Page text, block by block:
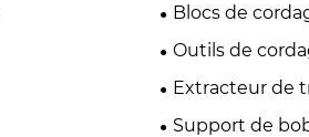
Blocs de
Outils de
Extracteur de
Support de